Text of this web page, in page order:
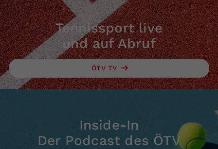
Tennissport live
und auf Abruf
ÖTV TV
Inside-In
Der Podcast des ÖTV